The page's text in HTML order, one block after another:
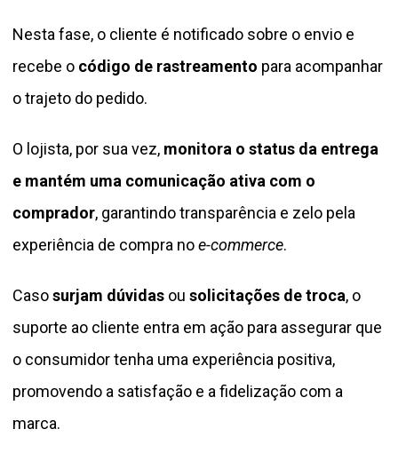
Nesta fase, o cliente é notificado sobre o envio e
recebe o código de rastreamento para acompanhar
o trajeto do pedido.
O lojista, por sua vez, monitora o status da entrega
e mantém uma comunicação ativa com o
comprador, garantindo transparência e zelo pela
experiência de compra noe-commerce.
Casosurjam dúvidas ou solicitações de troca, o
suporte ao cliente entra em ação para assegurar que
o consumidor tenha uma experiência positiva,
promovendo a satisfação e a fidelização com a
marca.